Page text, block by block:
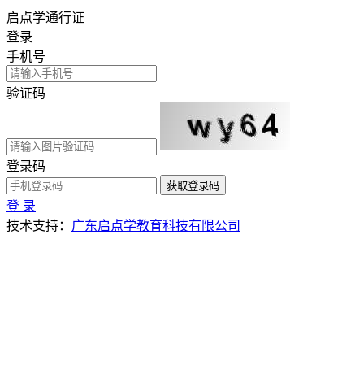
启点学通行证
登录
手机号
验证码
登录码
获取登录码
登 录
技术支持： 广东启点学教育科技有限公司